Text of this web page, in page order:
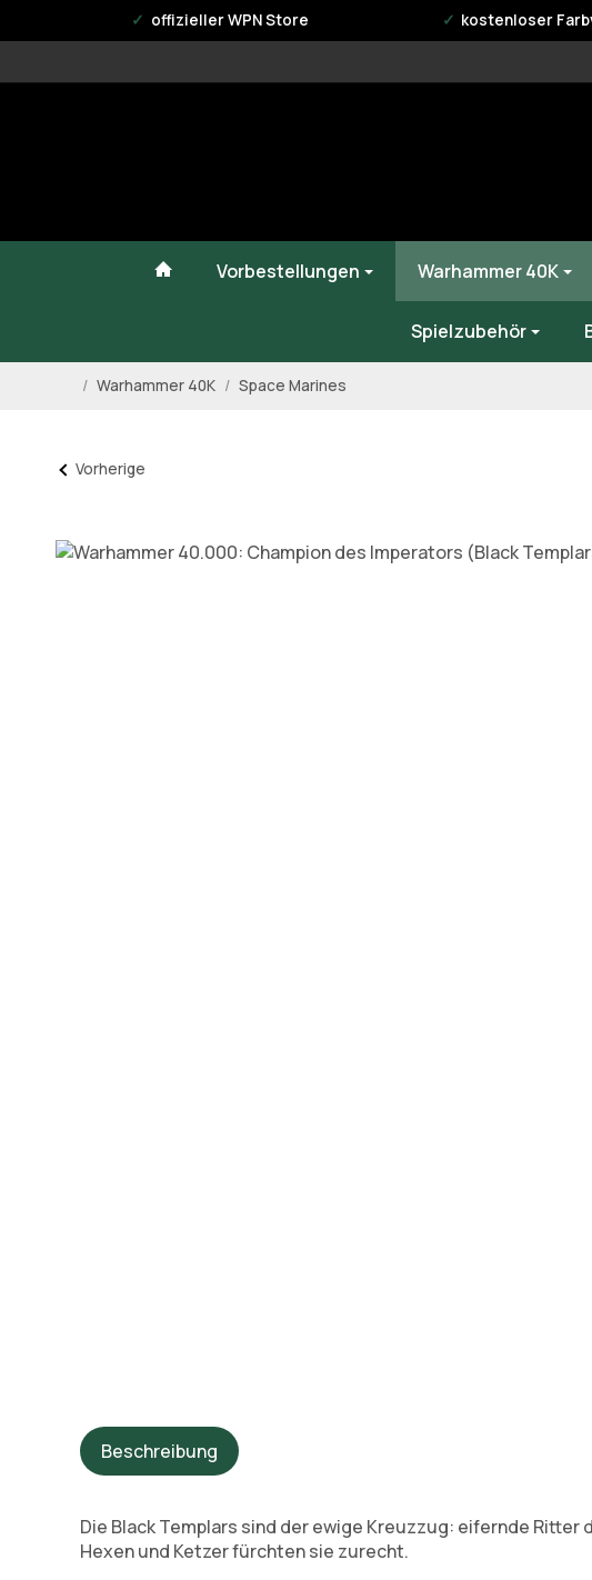
offizieller WPN Store kostenloser
#custom.linkHome#
Vorbestellungen Warhammer 40K
Spielzubehör
/ Warhammer 40K / Space Marines
Vorherige
Beschreibung
Die Black Templars sind der ewige Kreuzzug: eifernde
Hexen und Ketzer fürchten sie zurecht.